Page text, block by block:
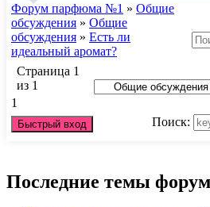
Форум парфюма №1 » Общие
обсуждения » Общие
обсуждения » Есть ли
идеальный аромат?
Страница 1
из 1
1
Поиск:
Последние темы